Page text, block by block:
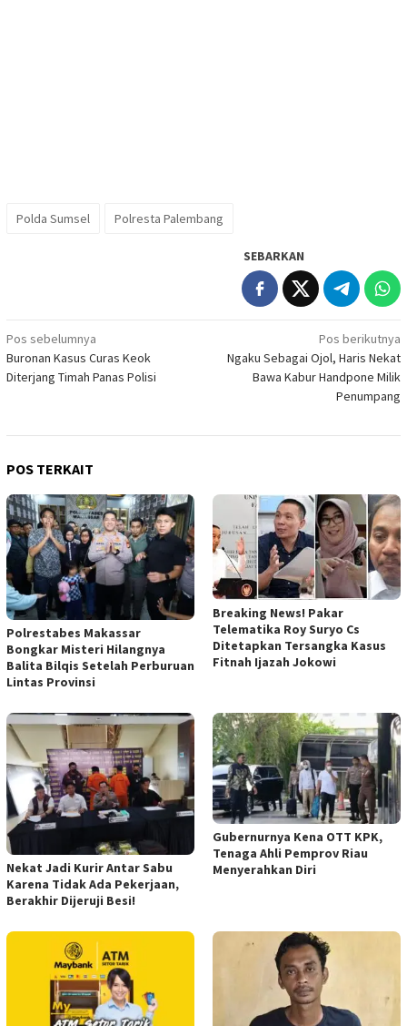
Polda Sumsel Polresta Palembang
SEBARKAN
Navigasi
pos
Pos sebelumnya
Buronan Kasus Curas Keok
Diterjang Timah Panas Polisi
Pos berikutnya
Ngaku Sebagai Ojol, Haris Nekat
Bawa Kabur Handpone Milik
Penumpang
POS TERKAIT
Polrestabes Makassar
Bongkar Misteri Hilangnya
Balita Bilqis Setelah Perburuan
Lintas Provinsi
Breaking News! Pakar
Telematika Roy Suryo Cs
Ditetapkan Tersangka Kasus
Fitnah Ijazah Jokowi
Nekat Jadi Kurir Antar Sabu
Karena Tidak Ada Pekerjaan,
Berakhir Dijeruji Besi!
Gubernurnya Kena OTT KPK,
Tenaga Ahli Pemprov Riau
Menyerahkan Diri